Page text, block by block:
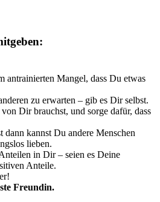
antrainierten Mangel, dass Du etwas
zu erwarten – gib es Dir selbst.
Dir brauchst, und sorge dafür, dass
dann kannst Du andere Menschen
lieben.
in Dir – seien es Deine
Anteile.
Freundin.